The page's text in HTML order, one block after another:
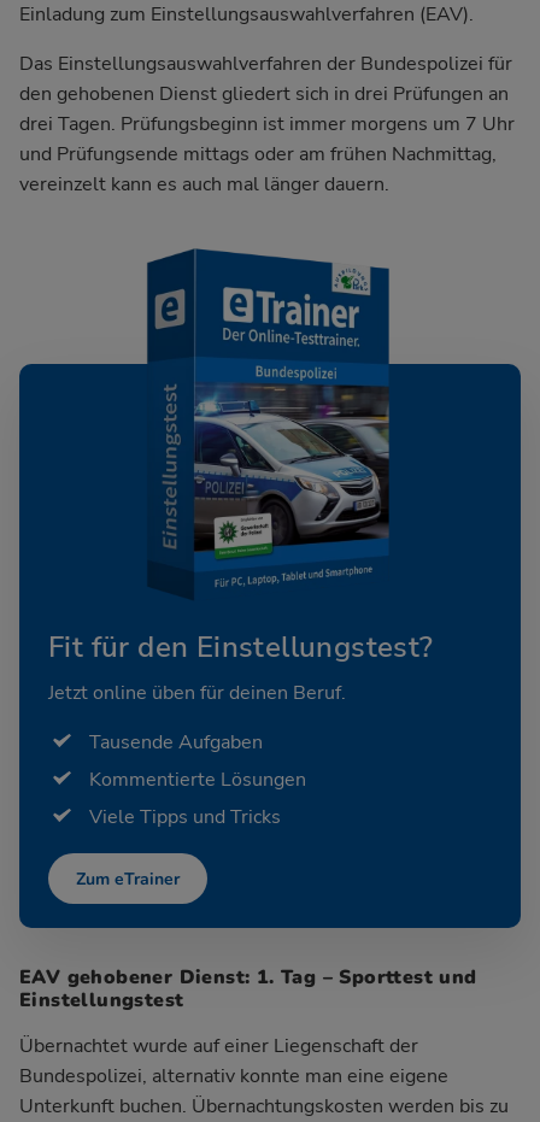
Einladung zum Einstellungsauswahlverfahren (EAV).
Das Einstellungsauswahlverfahren der Bundespolizei für
den gehobenen Dienst gliedert sich in drei Prüfungen an
drei Tagen. Prüfungsbeginn ist immer morgens um 7 Uhr
und Prüfungsende mittags oder am frühen Nachmittag,
vereinzelt kann es auch mal länger dauern.
Fit für den Einstellungstest?
Jetzt online üben für deinen Beruf.
Tausende Aufgaben
Kommentierte Lösungen
Viele Tipps und Tricks
Zum eTrainer
EAV gehobener Dienst: 1. Tag – Sporttest und
Einstellungstest
Übernachtet wurde auf einer Liegenschaft der
Bundespolizei, alternativ konnte man eine eigene
Unterkunft buchen. Übernachtungskosten werden bis zu